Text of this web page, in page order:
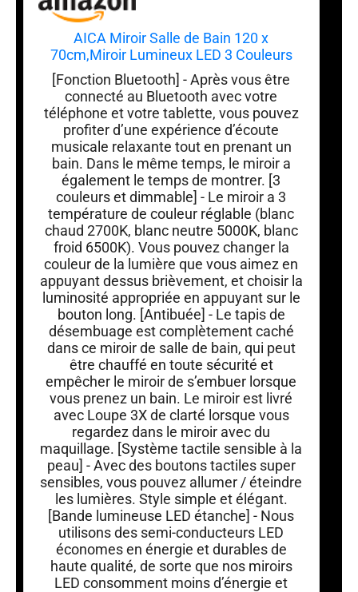
AICA Miroir Salle de Bain 120 x
70cm,Miroir Lumineux LED 3 Couleurs
[Fonction Bluetooth] - Après vous être
connecté au Bluetooth avec votre
téléphone et votre tablette, vous pouvez
profiter d’une expérience d’écoute
musicale relaxante tout en prenant un
bain. Dans le même temps, le miroir a
également le temps de montrer. [3
couleurs et dimmable] - Le miroir a 3
température de couleur réglable (blanc
chaud 2700K, blanc neutre 5000K, blanc
froid 6500K). Vous pouvez changer la
couleur de la lumière que vous aimez en
appuyant dessus brièvement, et choisir la
luminosité appropriée en appuyant sur le
bouton long. [Antibuée] - Le tapis de
désembuage est complètement caché
dans ce miroir de salle de bain, qui peut
être chauffé en toute sécurité et
empêcher le miroir de s’embuer lorsque
vous prenez un bain. Le miroir est livré
avec Loupe 3X de clarté lorsque vous
regardez dans le miroir avec du
maquillage. [Système tactile sensible à la
peau] - Avec des boutons tactiles super
sensibles, vous pouvez allumer / éteindre
les lumières. Style simple et élégant.
[Bande lumineuse LED étanche] - Nous
utilisons des semi-conducteurs LED
économes en énergie et durables de
haute qualité, de sorte que nos miroirs
LED consomment moins d’énergie et